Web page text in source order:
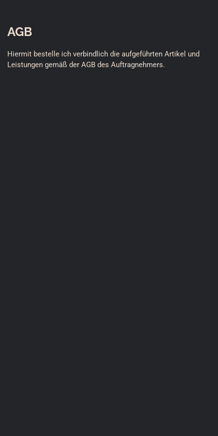
AGB
Hiermit bestelle ich verbindlich die aufgeführten Artikel und
Leistungen gemäß der AGB des Auftragnehmers.